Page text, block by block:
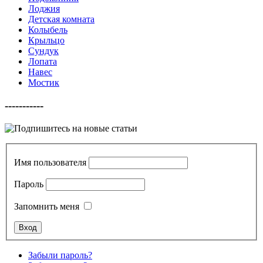
Лоджия
Детская комната
Колыбель
Крыльцо
Сундук
Лопата
Навес
Мостик
-----------
Имя пользователя
Пароль
Запомнить меня
Забыли пароль?